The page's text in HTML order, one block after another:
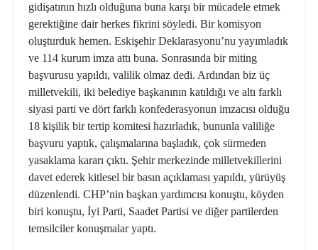
gidişatının hızlı olduğuna buna karşı bir mücadele etmek
gerektiğine dair herkes fikrini söyledi. Bir komisyon
oluşturduk hemen. Eskişehir Deklarasyonu’nu yayımladık
ve 114 kurum imza attı buna. Sonrasında bir miting
başvurusu yapıldı, valilik olmaz dedi. Ardından biz üç
milletvekili, iki belediye başkanının katıldığı ve altı farklı
siyasi parti ve dört farklı konfederasyonun imzacısı olduğu
18 kişilik bir tertip komitesi hazırladık, bununla valiliğe
başvuru yaptık, çalışmalarına başladık, çok sürmeden
yasaklama kararı çıktı. Şehir merkezinde milletvekillerini
davet ederek kitlesel bir basın açıklaması yapıldı, yürüyüş
düzenlendi. CHP’nin başkan yardımcısı konuştu, köyden
biri konuştu, İyi Parti, Saadet Partisi ve diğer partilerden
temsilciler konuşmalar yaptı.